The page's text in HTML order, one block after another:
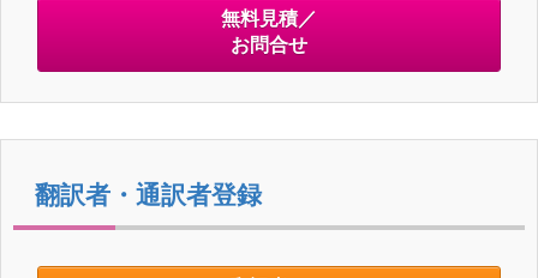
無料見積／
お問合せ
翻訳者・通訳者登録